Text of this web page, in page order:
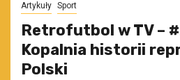
Artykuły Sport
Retrofutbol w TV –
Kopalnia historii
Polski